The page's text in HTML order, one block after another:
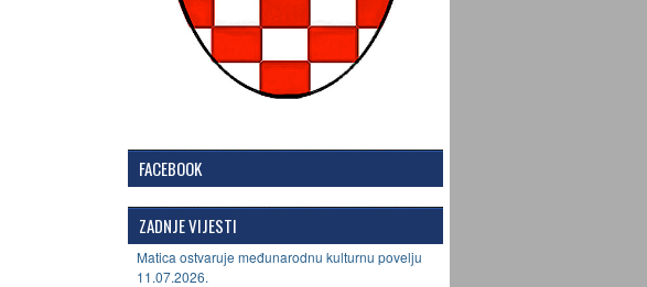
FACEBOOK
ZADNJE VIJESTI
Matica ostvaruje međunarodnu kulturnu povelju
11.07.2026.